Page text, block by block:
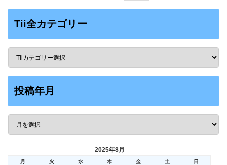
Tii全カテゴリー
投稿年月
2025年8月
月 火 水 木 金 土
日